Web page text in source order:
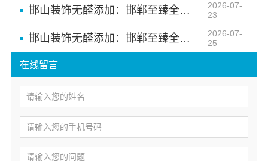
在线留言
邯山装饰无醛添加：邯郸至臻全宅新材料有限公司源头杜绝污染
2026-07-
23
邯山装饰无醛添加：邯郸至臻全宅新材料有限公司实现即装即住
2026-07-
25